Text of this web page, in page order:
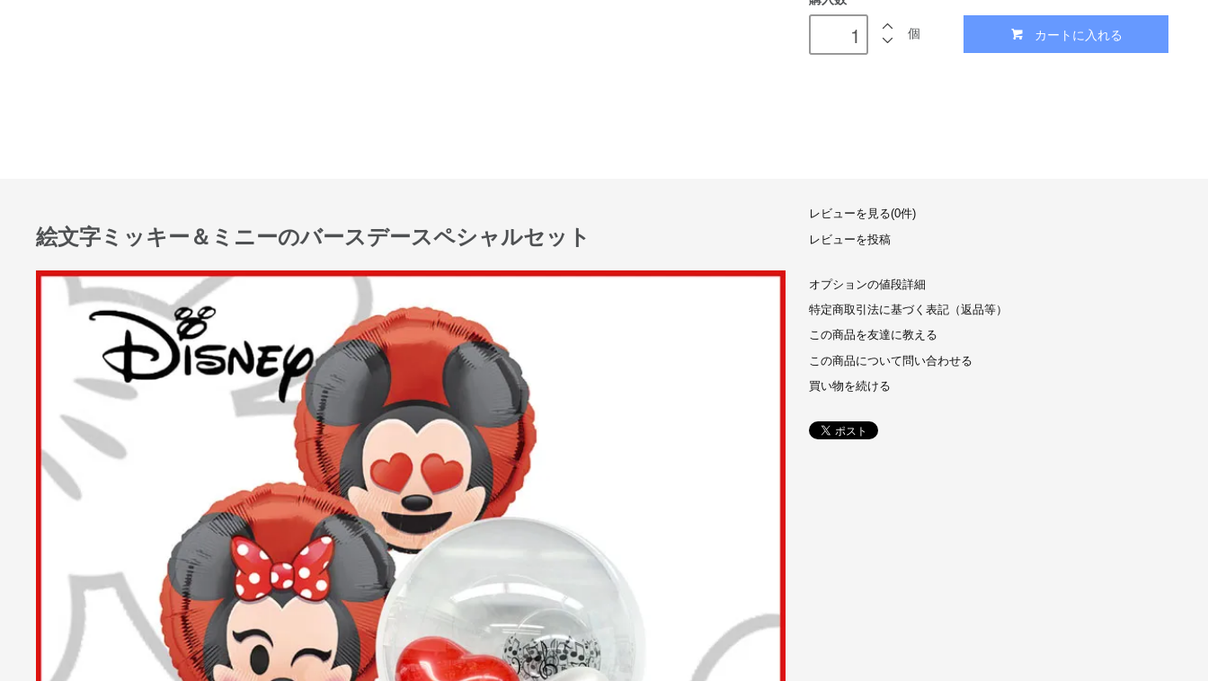
個 カートに入れる
絵文字ミッキー＆ミニーのバースデースペシャルセット
レビューを見る(0件)
レビューを投稿
オプションの値段詳細
特定商取引法に基づく表記（返品等）
この商品を友達に教える
この商品について問い合わせる
買い物を続ける